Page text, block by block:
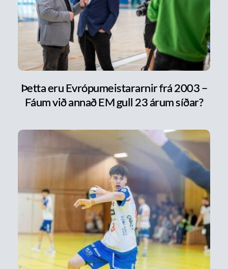
Þetta eru Evrópumeistararnir frá 2003 –
Fáum við annað EM gull 23 árum síðar?